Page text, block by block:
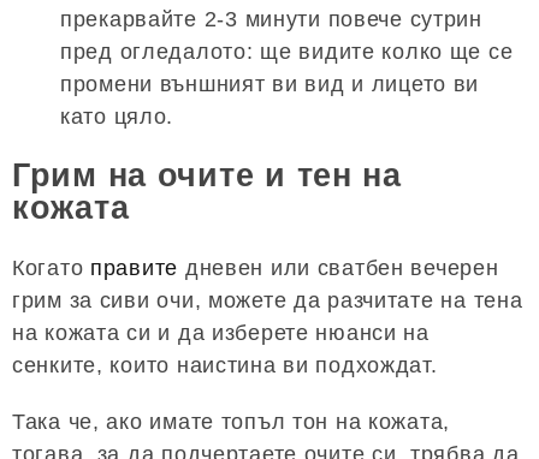
прекарвайте 2-3 минути повече сутрин
пред огледалото: ще видите колко ще се
промени външният ви вид и лицето ви
като цяло.
Грим на очите и тен на
кожата
Когато правите дневен или сватбен вечерен
грим за сиви очи, можете да разчитате на тена
на кожата си и да изберете нюанси на
сенките, които наистина ви подхождат.
Така че, ако имате топъл тон на кожата,
тогава, за да подчертаете очите си, трябва да